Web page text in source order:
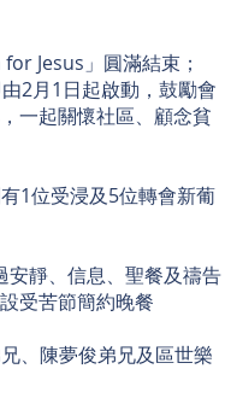
Jesus」圓滿結束；
2月1日起啟動，鼓勵會
一起關懷社區、顧念貧
1位受浸及5位轉會新葡
靜、信息、聖餐及禱告
受苦節簡約晚餐
、陳夢俊弟兄及區世樂